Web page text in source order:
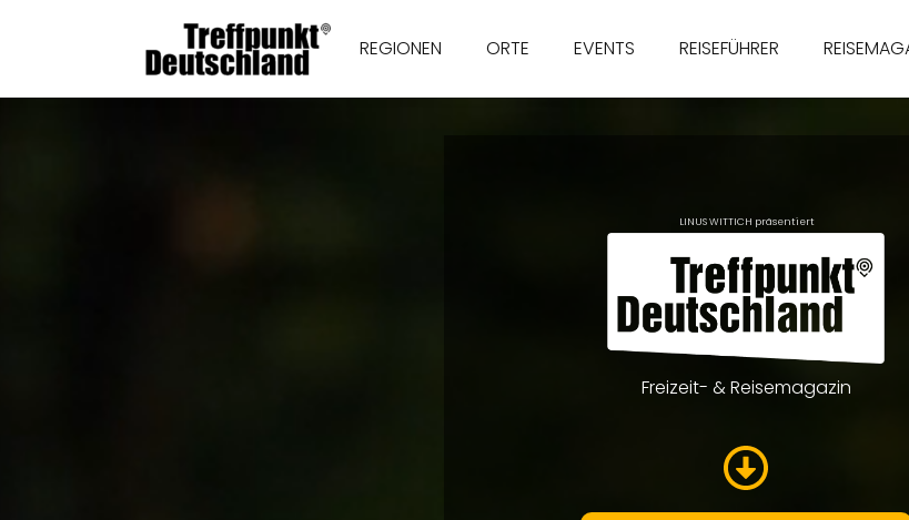
REGIONEN ORTE EVENTS REISEFÜHRER
LINUS WITTICH präsentiert
Freizeit- & Reisemagazin